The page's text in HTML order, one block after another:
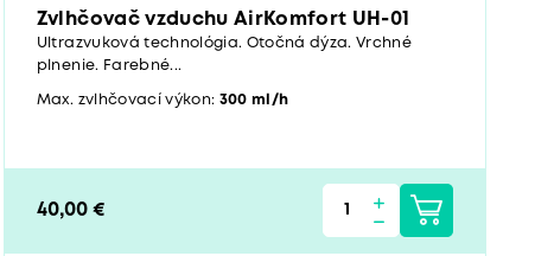
Zvlhčovač vzduchu AirKomfort UH-01
Ultrazvuková technológia. Otočná dýza. Vrchné
plnenie. Farebné...
Max. zvlhčovací výkon: 300 ml/h
40,00 €